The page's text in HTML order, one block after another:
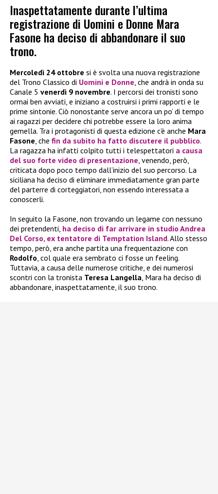
Inaspettatamente durante l’ultima
registrazione di Uomini e Donne Mara
Fasone ha deciso di abbandonare il suo
trono.
Mercoledì 24 ottobre si è svolta una nuova registrazione
del Trono Classico di Uomini e Donne , che andrà in onda su
Canale 5 venerdì 9 novembre. I percorsi dei tronisti sono
ormai ben avviati, e iniziano a costruirsi i primi rapporti e le
prime sintonie. Ciò nonostante serve ancora un po’ di tempo
ai ragazzi per decidere chi potrebbe essere la loro anima
gemella. Tra i protagonisti di questa edizione c’è anche Mara
Fasone , che fin da subito ha fatto discutere il pubblico.
La ragazza ha infatti colpito tutti i telespettatori a causa
del suo forte video di presentazione , venendo, però,
criticata dopo poco tempo dall’inizio del suo percorso. La
siciliana ha deciso di eliminare immediatamente gran parte
del parterre di corteggiatori, non essendo interessata a
conoscerli.
In seguito la Fasone, non trovando un legame con nessuno
dei pretendenti, ha deciso di far arrivare in studio Andrea
Del Corso, ex tentatore di Temptation Island. Allo stesso
tempo, però, era anche partita una frequentazione con
Rodolfo , col quale era sembrato ci fosse un feeling.
Tuttavia, a causa delle numerose critiche, e dei numerosi
scontri con la tronista Teresa Langella , Mara ha deciso di
abbandonare, inaspettatamente, il suo trono.